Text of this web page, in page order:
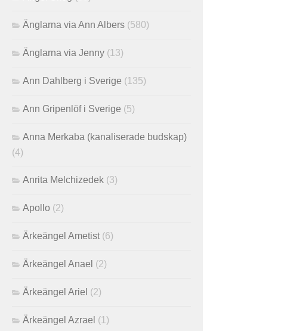
Änglarna via Ann Albers (580)
Änglarna via Jenny (13)
Ann Dahlberg i Sverige (135)
Ann Gripenlöf i Sverige (5)
Anna Merkaba (kanaliserade budskap)
(4)
Anrita Melchizedek (3)
Apollo (2)
Ärkeängel Ametist (6)
Ärkeängel Anael (2)
Ärkeängel Ariel (2)
Ärkeängel Azrael (1)